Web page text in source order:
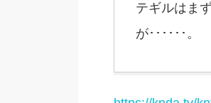
テギルはま
が･･････。